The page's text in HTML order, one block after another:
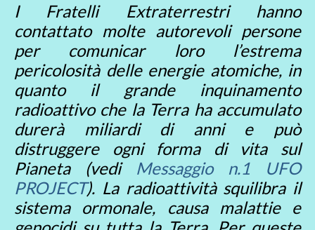
I Fratelli Extraterrestri hanno
contattato molte autorevoli persone
per comunicar loro l’estrema
pericolosità delle energie atomiche, in
quanto il grande inquinamento
radioattivo che la Terra ha accumulato
durerà miliardi di anni e può
distruggere ogni forma di vita sul
Pianeta (vedi Messaggio n.1 UFO
PROJECT). La radioattività squilibra il
sistema ormonale, causa malattie e